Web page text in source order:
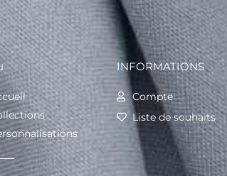
INFORMATIONS
Compte
Liste de souhaits